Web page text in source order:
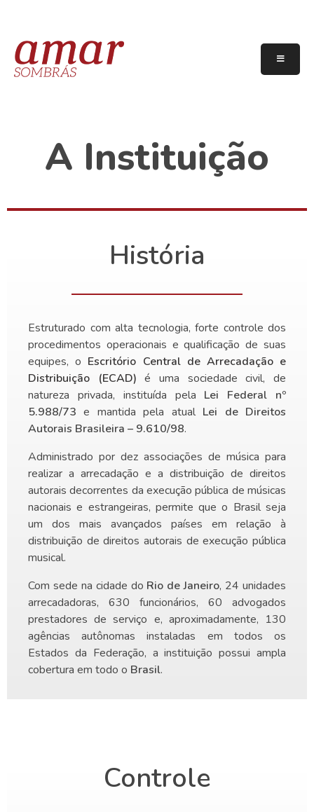
A Instituição
História
Estruturado com alta tecnologia, forte controle dos
procedimentos operacionais e qualificação de suas
equipes, o Escritório Central de Arrecadação e
Distribuição (ECAD) é uma sociedade civil, de
natureza privada, instituída pela Lei Federal nº
5.988/73 e mantida pela atual Lei de Direitos
Autorais Brasileira – 9.610/98.
Administrado por dez associações de música para
realizar a arrecadação e a distribuição de direitos
autorais decorrentes da execução pública de músicas
nacionais e estrangeiras, permite que o Brasil seja
um dos mais avançados países em relação à
distribuição de direitos autorais de execução pública
musical.
Com sede na cidade do Rio de Janeiro, 24 unidades
arrecadadoras, 630 funcionários, 60 advogados
prestadores de serviço e, aproximadamente, 130
agências autônomas instaladas em todos os
Estados da Federação, a instituição possui ampla
cobertura em todo o Brasil.
Controle